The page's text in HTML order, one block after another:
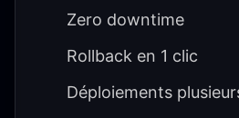
Zero downtime
Rollback en 1 clic
Déploiements